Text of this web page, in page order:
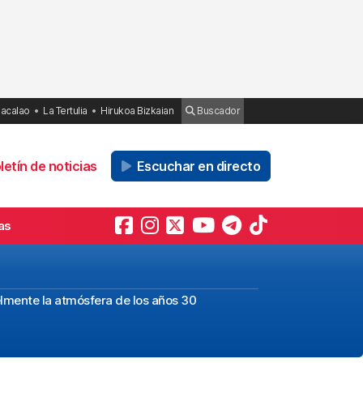
La Tertulia Hirukoa Bizkaian Buscador
de noticias Escuchar en directo
la atmósfera de los años 30